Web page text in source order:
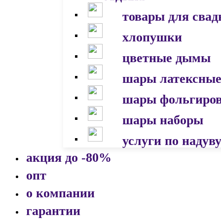
товары для
хлопушки
цветные дымы
шары латексные
шары
шары наборы
услуги по надуву
акция до -80%
опт
о компании
гарантии